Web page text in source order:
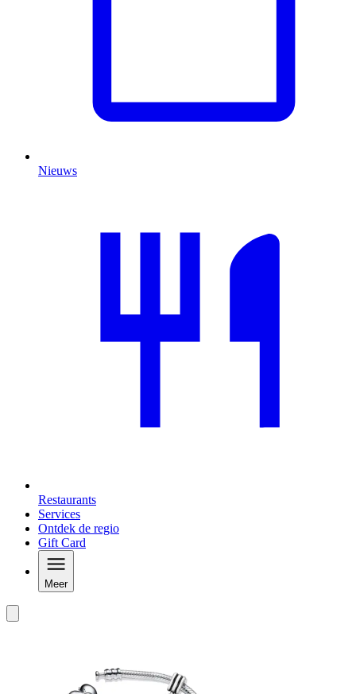
Nieuws
Restaurants
Services
Ontdek de regio
Gift Card
Meer